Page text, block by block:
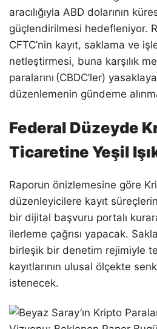
aracılığıyla ABD dolarının
güçlendirilmesi hedefleniyor.
CFTC’nin kayıt, saklama ve
netleştirmesi, buna karşılık
paralarını (CBDC’ler)
düzenlemenin gündeme
Federal Düzeyde
Ticaretine Yeşil
Raporun önizlemesine göre
düzenleyicilere kayıt
bir dijital başvuru portalı
ilerleme çağrısı yapacak.
birleşik bir denetim rejimiyle
kayıtlarının ulusal ölçekte
istenecek.